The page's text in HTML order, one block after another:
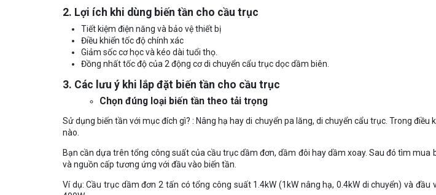
2. Lợi ích khi dùng biến tần cho cầu trục
Tiết kiệm điện năng và bảo vệ thiết bị
Điều khiển tốc độ chính xác
Giảm sốc cơ học và kéo dài tuổi thọ.
Đồng nhất tốc độ của 2 động cơ di chuyển cẩu trục dọc dầm biên.
3. Các lưu ý khi lắp đặt biến tần cho cầu trục
Chọn đúng loại biến tần theo tải trọng
Sử dụng biến tần với mục đích gì? : Nâng hạ hay di chuyển pa lăng, di chuyển cẩu trục. Trong điều
nào.
Bạn cần dựa trên tổng công suất của cầu trục dầm đơn, dầm đôi hay dầm xoay. Sau đó tìm mua
và nguồn cấp tương ứng với đầu vào biến tần.
Ví dụ: Cầu trục dầm đơn 2 tấn có tổng công suất 1.4kW (1kW nâng hạ, 0.4kW di chuyển) và đầu